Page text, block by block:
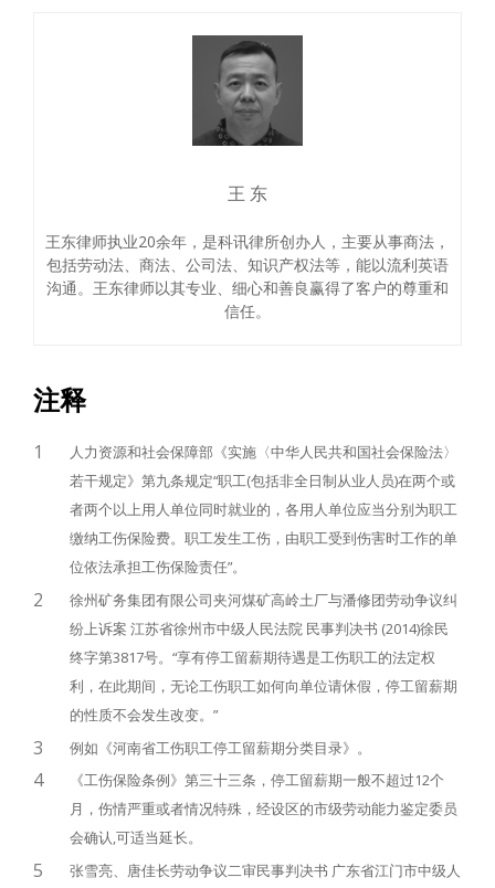
王 东
王东律师执业20余年，是科讯律所创办人，主要从事商法，
包括劳动法、商法、公司法、知识产权法等，能以流利英语
沟通。王东律师以其专业、细心和善良赢得了客户的尊重和
信任。
注释
1
人力资源和社会保障部《实施〈中华人民共和国社会保险法〉
若干规定》第九条规定“职工(包括非全日制从业人员)在两个或
者两个以上用人单位同时就业的，各用人单位应当分别为职工
缴纳工伤保险费。职工发生工伤，由职工受到伤害时工作的单
位依法承担工伤保险责任”。
2
徐州矿务集团有限公司夹河煤矿高岭土厂与潘修团劳动争议纠
纷上诉案 江苏省徐州市中级人民法院 民事判决书 (2014)徐民
终字第3817号。“享有停工留薪期待遇是工伤职工的法定权
利，在此期间，无论工伤职工如何向单位请休假，停工留薪期
的性质不会发生改变。”
3 例如《河南省工伤职工停工留薪期分类目录》。
4
《工伤保险条例》第三十三条，停工留薪期一般不超过12个
月，伤情严重或者情况特殊，经设区的市级劳动能力鉴定委员
会确认,可适当延长。
5 张雪亮、唐佳长劳动争议二审民事判决书 广东省江门市中级人